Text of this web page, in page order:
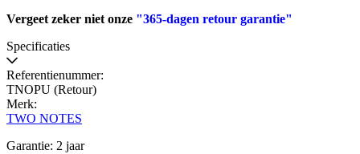
Vergeet zeker niet onze "365-dagen retour garantie"
Specificaties
Referentienummer:
TNOPU (Retour)
Merk:
TWO NOTES
Garantie: 2 jaar